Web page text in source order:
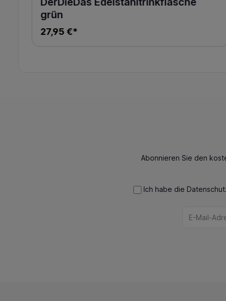
grün
27,95 €*
Abonnieren Sie den
Ich habe die